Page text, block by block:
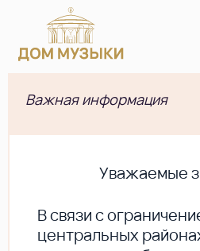
Важная информация
Уважаемые
В cвязи с
центральных